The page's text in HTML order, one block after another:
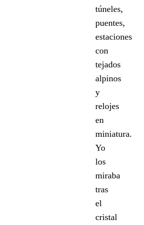
túneles,
puentes,
estaciones
con
tejados
alpinos
y
relojes
en
miniatura.
Yo
los
miraba
tras
el
cristal